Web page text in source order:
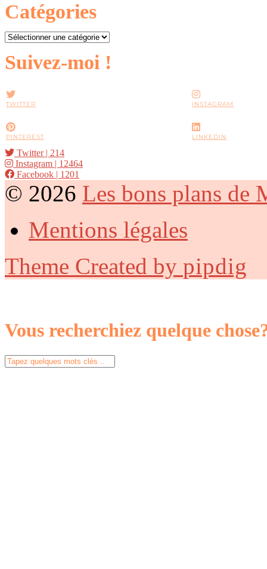
Catégories
Catégories
Suivez-moi !
TWITTER INSTAGRAM
PINTEREST LINKEDIN
Twitter| 214
Instagram | 12464
Facebook | 1201
© 2026 Les bons plans de
Mentions légales
Theme Created by pipdig
Vous recherchiez quelque